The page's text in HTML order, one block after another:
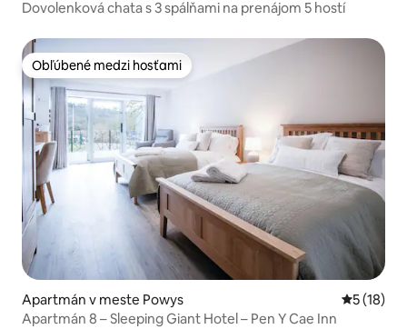
Dovolenková chata s 3 spálňami na prenájom 5 hostí
Obľúbené medzi hosťami
Obľúbené medzi hosťami
Apartmán v meste Powys
5 (18)
Apartmán 8 – Sleeping Giant Hotel – Pen Y Cae Inn